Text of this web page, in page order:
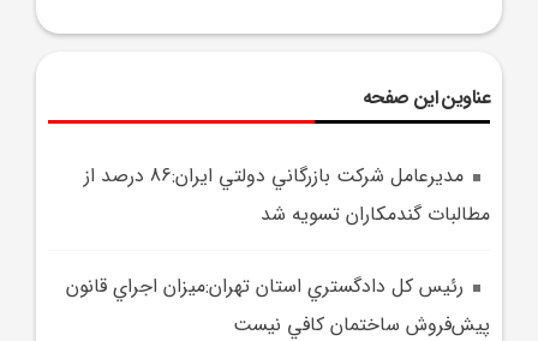
عناوین این صفحه
مديرعامل شرکت بازرگاني دولتي ايران:86 درصد از
مطالبات گندمکاران تسويه شد
رئيس کل دادگستري استان تهران:ميزان اجراي قانون
پيش‌فروش ساختمان کافي نيست